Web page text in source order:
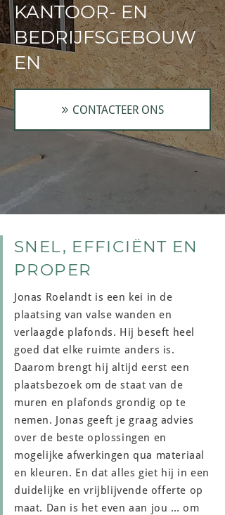
KANTOOR- EN
BEDRIJFSGEBOUW
EN
CONTACTEER ONS
SNEL, EFFICIËNT EN
PROPER
Jonas Roelandt is een kei in de
plaatsing van valse wanden en
verlaagde plafonds. Hij beseft heel
goed dat elke ruimte anders is.
Daarom brengt hij altijd eerst een
plaatsbezoek om de staat van de
muren en plafonds grondig op te
nemen. Jonas geeft je graag advies
over de beste oplossingen en
mogelijke afwerkingen qua materiaal
en kleuren. En dat alles giet hij in een
duidelijke en vrijblijvende offerte op
maat. Dan is het even aan jou … om